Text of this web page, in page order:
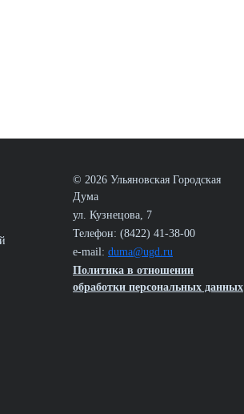
© 2026 Ульяновская Городская
Дума
ул. Кузнецова, 7
Телефон: (8422) 41-38-00
e-mail: duma@ugd.ru
Политика в отношении
обработки персональных данных